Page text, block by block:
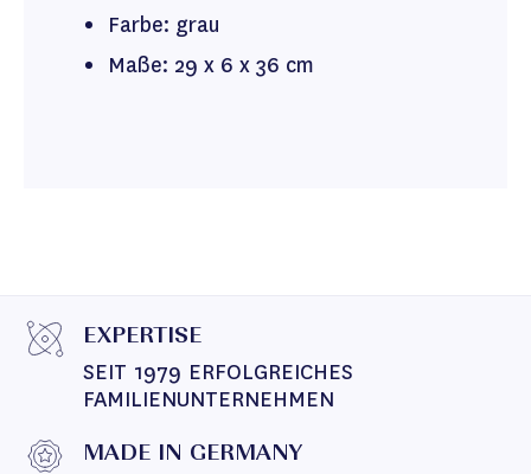
Farbe: grau
Maße: 29 x 6 x 36 cm
EXPERTISE
SEIT 1979 ERFOLGREICHES
FAMILIENUNTERNEHMEN
MADE IN GERMANY